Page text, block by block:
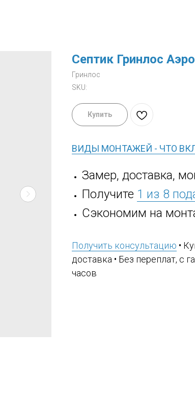
Септик Гринлос
Гринлос
SKU:
Купить
ВИДЫ МОНТАЖЕЙ - ЧТО
Замер, доставка,
Получите 1 из 8
Сэкономим на
Получить консультацию •
доставка • Без переплат, с
часов